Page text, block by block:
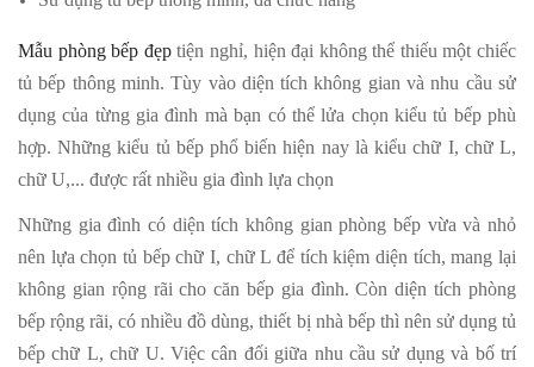
Mẫu phòng bếp đẹptiện nghỉ, hiện đại không thể thiếu một chiếc
tủ bếp thông minh. Tùy vào diện tích không gian và nhu cầu sử
dụng của từng gia đình mà bạn có thể lửa chọn kiểu tủ bếp phù
hợp. Những kiểu tủ bếp phổ biến hiện nay là kiểu chữ I, chữ L,
chữ U,... được rất nhiều gia đình lựa chọn
Những gia đình có diện tích không gian phòng bếp vừa và nhỏ
nên lựa chọn tủ bếp chữ I, chữ L để tích kiệm diện tích, mang lại
không gian rộng rãi cho căn bếp gia đình. Còn diện tích phòng
bếp rộng rãi, có nhiều đồ dùng, thiết bị nhà bếp thì nên sử dụng tủ
bếp chữ L, chữ U. Việc cân đối giữa nhu cầu sử dụng và bố trí